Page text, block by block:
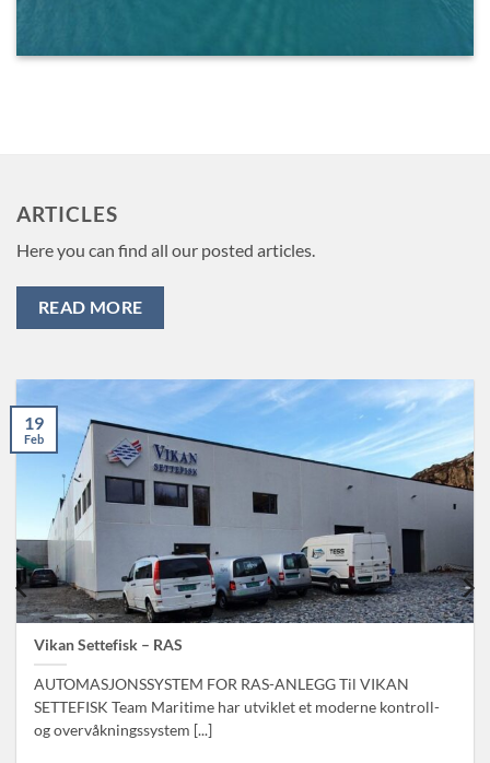
ARTICLES
Here you can find all our posted articles.
READ MORE
Vikan Settefisk – RAS
AUTOMASJONSSYSTEM FOR RAS-ANLEGG Til VIKAN
SETTEFISK Team Maritime har utviklet et moderne kontroll-
og overvåkningssystem [...]
19
Feb